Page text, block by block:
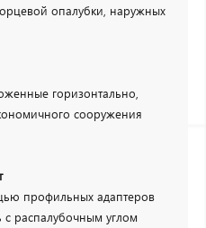
опалубки, наружных
горизонтально,
сооружения
профильных адаптеров
распалубочным углом